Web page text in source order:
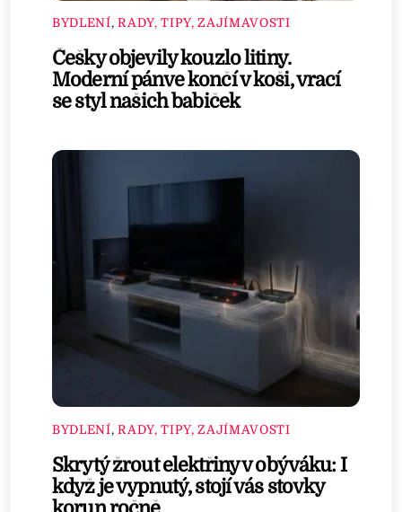
BYDLENÍ,RADY, TIPY, ZAJÍMAVOSTI
Češky objevily kouzlo litiny.
Moderní pánve končí v koši, vrací
se styl našich babiček
BYDLENÍ,RADY, TIPY, ZAJÍMAVOSTI
Skrytý žrout elektřiny v obýváku: I
když je vypnutý, stojí vás stovky